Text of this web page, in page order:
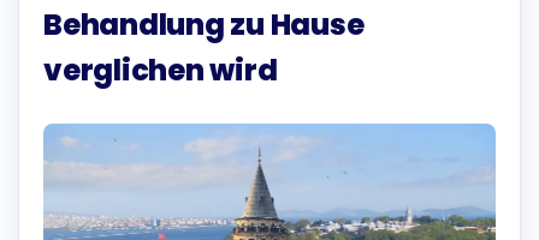
Behandlung zu Hause
verglichen wird